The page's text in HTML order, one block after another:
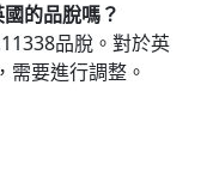
的品脫嗎？
品脫。對於英
需要進行調整。